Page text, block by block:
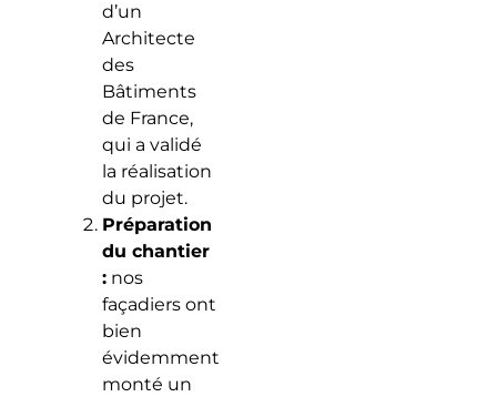
d’un
Architecte
des
Bâtiments
de France,
qui a validé
la réalisation
du projet.
Préparation
du chantier
:nos
façadiers ont
bien
évidemment
monté un